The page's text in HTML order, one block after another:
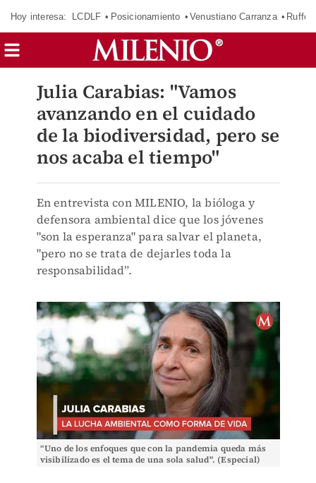
Hoy interesa: LCDLF Posicionamiento Venustiano Carranza Ruffo
Julia Carabias: "Vamos
avanzando en el cuidado
de la biodiversidad, pero se
nos acaba el tiempo"
En entrevista con MILENIO, la bióloga y
defensora ambiental dice que los jóvenes
"son la esperanza" para salvar el planeta,
"pero no se trata de dejarles toda la
responsabilidad”.
“Uno de los enfoques que con la pandemia queda más
visibilizado es el tema de una sola salud". (Especial)